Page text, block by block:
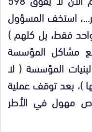
استخف المسؤول
واحد فقط، بل كلهم )
مشاكل المؤسسة
لبنيات المؤسسة ( لا
)، بعد توقف عملية
مهول في الأطر